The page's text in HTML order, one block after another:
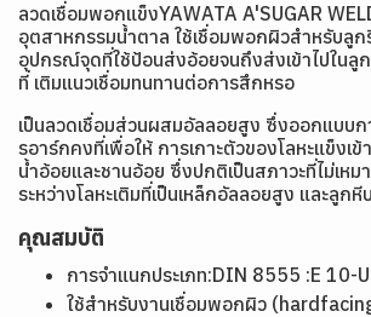
ลวดเชื่อมพอกแข็งYAWATA A'SUGAR
อุตสาหกรรมน้ำตาล ใช้เชื่อมพอกผิวสำหรับลู
อุปกรณ์จุดที่ใช้ป้อนส่งอ้อยจนถึงส่งเข้าไปในลู
ที่ เติมแนวเชื่อมทนทานต่อการสึกหรอ
เป็นลวดเชื่อมส่วนผสมอัลลอยสูง ซึ่งออกแบบก
รอาร์กคงที่เพื่อให้ การเกาะตัวของโลหะแข็งเ
น้ำอ้อยและชานอ้อย ซึ่งปกติเป็นสภาวะที่ไม่เหม
ระหว่างโลหะเติมที่เป็นเหล็กอัลลอยสูง และลูกหี
คุณสมบัติ
การจำแนกประเภท:DIN 8555 :E 10-
ใช้สำหรับงานเชื่อมพอกผิว